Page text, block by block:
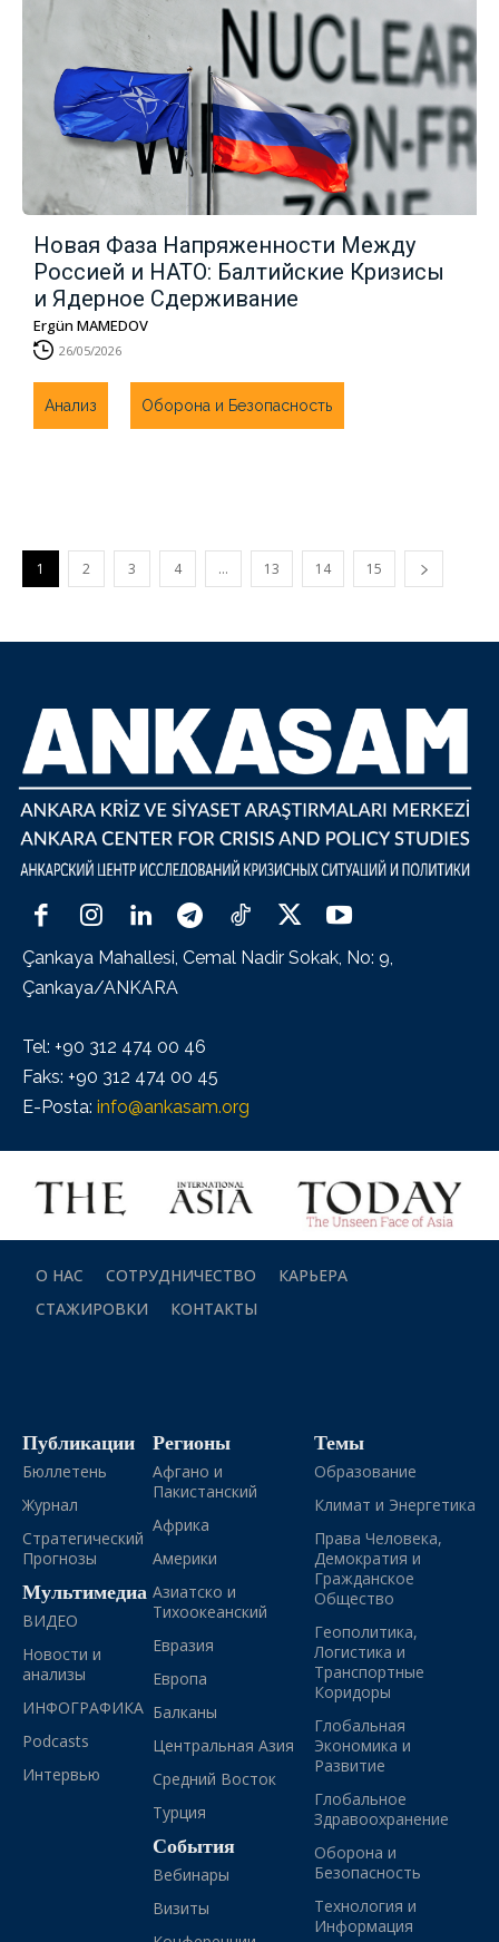
Новая Фаза Напряженности Между
Россией и НАТО: Балтийские Кризисы
и Ядерное Сдерживание
Ergün MAMEDOV
26/05/2026
Анализ Оборона и Безопасность
1 2 3 4 … 13 14 15
Çankaya Mahallesi, Cemal Nadir Sokak, No: 9,
Çankaya/ANKARA
Tel: +90 312 474 00 46
Faks: +90 312 474 00 45
E-Posta: info@ankasam.org
О НАС СОТРУДНИЧЕСТВО
КАРЬЕРА
СТАЖИРОВКИ
КОНТАКТЫ
Публикации
Бюллетень
Журнал
Стратегический
Прогнозы
Мультимедиа
ВИДЕО
Новости и
анализы
ИНФОГРАФИКА
Podcasts
Интервью
Регионы
Афгано и
Пакистанский
Африка
Америки
Азиатско и
Тихоокеанский
Евразия
Европа
Балканы
Центральная Азия
Средний Восток
Турция
События
Вебинары
Визиты
Темы
Образование
Климат и Энергетика
Права Человека,
Демократия и
Гражданское
Общество
Геополитика,
Логистика и
Транспортные
Коридоры
Глобальная
Экономика и
Развитие
Глобальное
Здравоохранение
Оборона и
Безопасность
Технология и
Информация